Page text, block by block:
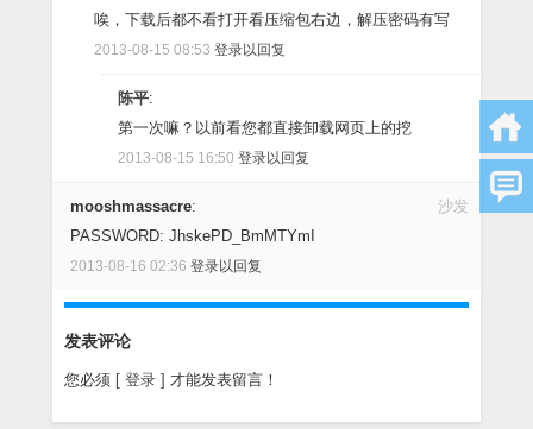
唉，下载后都不看打开看压缩包右边，解压密码有写
2013-08-15 08:53 登录以回复
陈平:
第一次嘛？以前看您都直接卸载网页上的挖
2013-08-15 16:50 登录以回复
沙发
mooshmassacre:
PASSWORD: JhskePD_BmMTYmI
2013-08-16 02:36 登录以回复
发表评论
您必须 [ 登录 ] 才能发表留言！